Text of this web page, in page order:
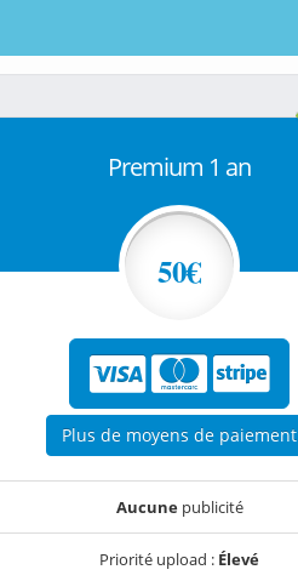
Premium 1 an
50€
Plus de moyens de paiement
Aucunepublicité
Priorité upload : Élevé